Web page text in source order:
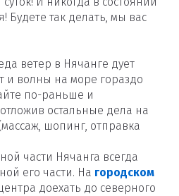
Будете так делать, мы вас
ветер в Нячанге дует
и волны на море гораздо
по-раньше и
остальные дела на
шопинг, отправка
части Нячанга всегда
его части. На городском
доехать до северного